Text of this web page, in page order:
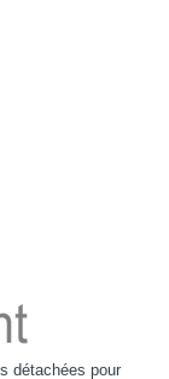
détachées pour